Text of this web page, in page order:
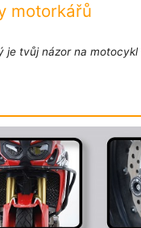
motorkářů
je tvůj názor na motocykl